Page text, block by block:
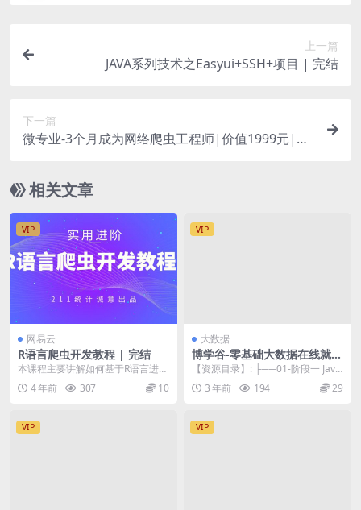
上一篇
JAVA系列技术之Easyui+SSH+项目 | 完结
下一篇
微专业-3个月成为网络爬虫工程师|价值1999元|重
相关文章
VIP
网易云
R语言爬虫开发教程 | 完结
本课程主要讲解如何基于R语言进行
网络爬虫开发，通过对http请求进
行网络资源请求...
4 年前 307 10
VIP
大数据
博学谷-零基础大数据在线就业
班
【资源目录】: ├──01-阶段一 Java
基础 | ├──01-第一章 Jav...
3 年前 194 29
VIP VIP